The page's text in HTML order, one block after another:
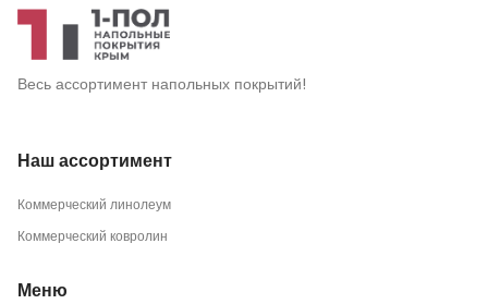
Весь ассортимент напольных покрытий!
Наш ассортимент
Коммерческий линолеум
Коммерческий ковролин
Меню